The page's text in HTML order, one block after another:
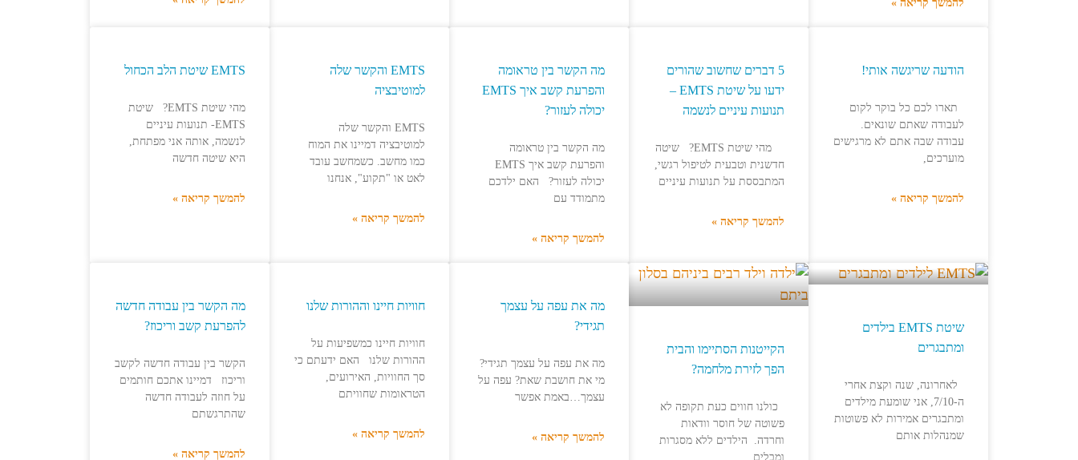
להמשך קריאה »
הודעה שריגשה אותי!
תארו לכם כל בוקר לקום
לעבודה שאתם שונאים.
עבודה שבה אתם לא מרגישים
מוערכים,
להמשך קריאה »
5 דברים שחשוב שהורים
ידעו על שיטת EMTS –
תנועות עיניים לנשמה
מהי שיטת EMTS? שיטה
חדשנית וטבעית לטיפול רגשי,
המתבססת על תנועות עיניים
להמשך קריאה »
מה הקשר בין טראומה
והפרעת קשב איך EMTS
יכולה לעזור?
מה הקשר בין טראומה
והפרעת קשב איך EMTS
יכולה לעזור? האם ילדכם
מתמודד עם
להמשך קריאה »
EMTS והקשר שלה
למוטיבציה
EMTS והקשר שלה
למוטיבציה דמיינו את המוח
כמו מחשב. כשמחשב עובד
לאט או "תקוע", אנחנו
להמשך קריאה »
EMTS שיטת הלב הכחול
מהי שיטת EMTS? שיטת
EMTS- תנועות עיניים
לנשמה, אותה אני מפתחת,
היא שיטה חדשה
להמשך קריאה »
שיטת EMTS בילדים
ומתבגרים
לאחרונה, שנה וקצת אחרי
ה-7/10, אני שומעת מילדים
ומתבגרים אמירות לא פשוטות
שמנהלות אותם
הקייטנות הסתיימו והבית
הפך לזירת מלחמה?
כולנו חווים כעת תקופה לא
פשוטה של חוסר וודאות
וחרדה. הילדים ללא מסגרות
ומבלים
מה את עפה על עצמך
תגידי?
מה את עפה על עצמך תגידי?
מי את חושבת שאת? עפה על
עצמך…באמת אפשר
להמשך קריאה »
חוויות חיינו וההורות שלנו
חוויות חיינו כמשפיעות על
ההורות שלנו האם ידעתם כי
סך החוויות, האירועים,
הטראומות שחוויתם
להמשך קריאה »
מה הקשר בין עבודה חדשה
להפרעת קשב וריכוז?
הקשר בין עבודה חדשה לקשב
וריכוז דמיינו אתכם חותמים
על חוזה לעבודה חדשה
שהתרגשתם
להמשך קריאה »